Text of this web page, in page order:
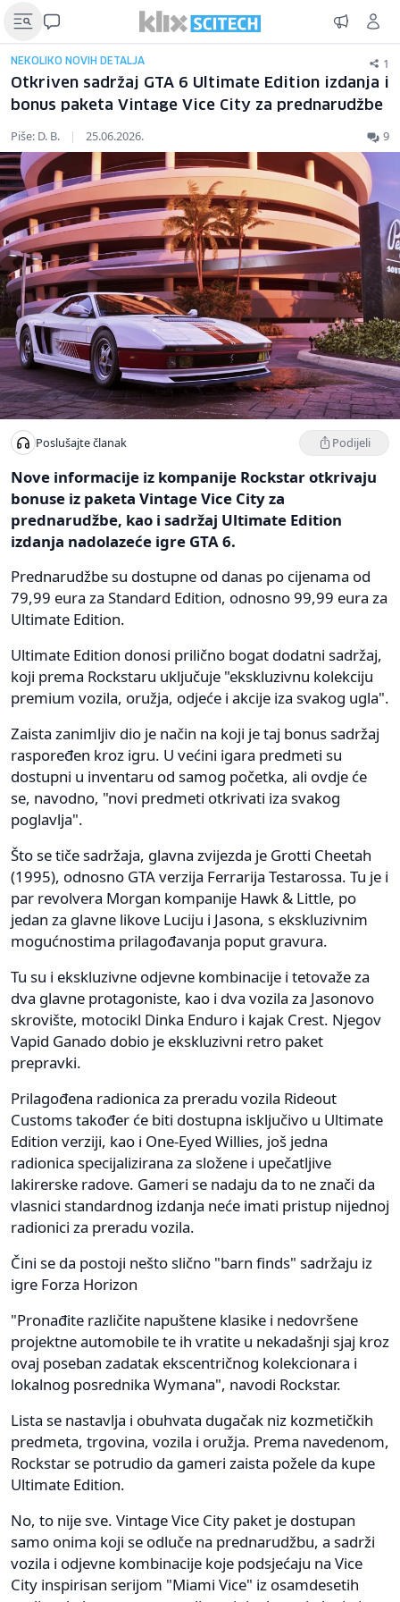
NEKOLIKO NOVIH DETALJA 1
Otkriven sadržaj GTA 6 Ultimate Edition izdanja i
bonus paketa Vintage Vice City za prednarudžbe
Piše: D. B. | 25.06.2026. 9
Poslušajte članak Podijeli
Nove informacije iz kompanije Rockstar otkrivaju
bonuse iz paketa Vintage Vice City za
prednarudžbe, kao i sadržaj Ultimate Edition
izdanja nadolazeće igre GTA 6.
Prednarudžbe su dostupne od danas po cijenama od
79,99 eura za Standard Edition, odnosno 99,99 eura za
Ultimate Edition.
Ultimate Edition donosi prilično bogat dodatni sadržaj,
koji prema Rockstaru uključuje "ekskluzivnu kolekciju
premium vozila, oružja, odjeće i akcije iza svakog ugla".
Zaista zanimljiv dio je način na koji je taj bonus sadržaj
raspoređen kroz igru. U većini igara predmeti su
dostupni u inventaru od samog početka, ali ovdje će
se, navodno, "novi predmeti otkrivati iza svakog
poglavlja".
Što se tiče sadržaja, glavna zvijezda je Grotti Cheetah
(1995), odnosno GTA verzija Ferrarija Testarossa. Tu je i
par revolvera Morgan kompanije Hawk & Little, po
jedan za glavne likove Luciju i Jasona, s ekskluzivnim
mogućnostima prilagođavanja poput gravura.
Tu su i ekskluzivne odjevne kombinacije i tetovaže za
dva glavne protagoniste, kao i dva vozila za Jasonovo
skrovište, motocikl Dinka Enduro i kajak Crest. Njegov
Vapid Ganado dobio je ekskluzivni retro paket
prepravki.
Prilagođena radionica za preradu vozila Rideout
Customs također će biti dostupna isključivo u Ultimate
Edition verziji, kao i One-Eyed Willies, još jedna
radionica specijalizirana za složene i upečatljive
lakirerske radove. Gameri se nadaju da to ne znači da
vlasnici standardnog izdanja neće imati pristup nijednoj
radionici za preradu vozila.
Čini se da postoji nešto slično "barn finds" sadržaju iz
igre Forza Horizon
"Pronađite različite napuštene klasike i nedovršene
projektne automobile te ih vratite u nekadašnji sjaj kroz
ovaj poseban zadatak ekscentričnog kolekcionara i
lokalnog posrednika Wymana", navodi Rockstar.
Lista se nastavlja i obuhvata dugačak niz kozmetičkih
predmeta, trgovina, vozila i oružja. Prema navedenom,
Rockstar se potrudio da gameri zaista požele da kupe
Ultimate Edition.
No, to nije sve. Vintage Vice City paket je dostupan
samo onima koji se odluče na prednarudžbu, a sadrži
vozila i odjevne kombinacije koje podsjećaju na Vice
City inspirisan serijom "Miami Vice" iz osamdesetih